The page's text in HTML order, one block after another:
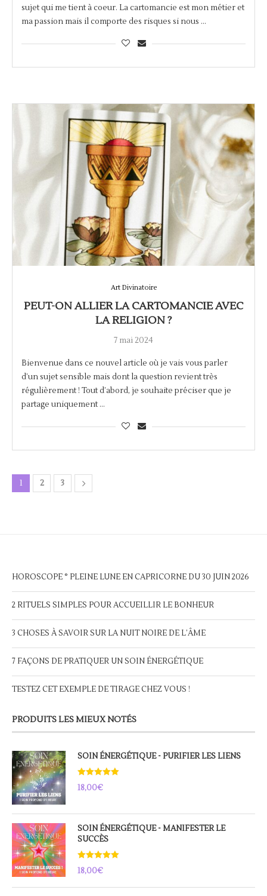
sujet qui me tient à coeur. La cartomancie est mon métier et
ma passion mais il comporte des risques si nous …
Art Divinatoire
PEUT-ON ALLIER LA CARTOMANCIE AVEC
LA RELIGION ?
7 mai 2024
Bienvenue dans ce nouvel article où je vais vous parler
d’un sujet sensible mais dont la question revient très
régulièrement ! Tout d’abord, je souhaite préciser que je
partage uniquement …
1 2 3
HOROSCOPE ° PLEINE LUNE EN CAPRICORNE DU 30 JUIN 2026
2 RITUELS SIMPLES POUR ACCUEILLIR LE BONHEUR
3 CHOSES À SAVOIR SUR LA NUIT NOIRE DE L’ÂME
7 FAÇONS DE PRATIQUER UN SOIN ÉNERGÉTIQUE
TESTEZ CET EXEMPLE DE TIRAGE CHEZ VOUS !
PRODUITS LES MIEUX NOTÉS
SOIN ÉNERGÉTIQUE - PURIFIER LES LIENS
Note5.00
sur 5
18,00€
SOIN ÉNERGÉTIQUE - MANIFESTER LE
SUCCÈS
Note5.00
sur 5
18,00€